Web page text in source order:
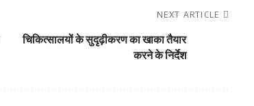
NEXT ARTICLE
चिकित्सालयों के सुदृढ़ीकरण का खाका तैयार
करने के निर्देश